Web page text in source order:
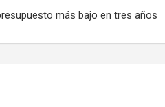
más bajo en tres años